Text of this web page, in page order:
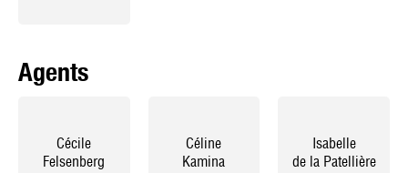
Agents
Cécile
Felsenberg
Céline
Kamina
Isabelle
de la Patellière